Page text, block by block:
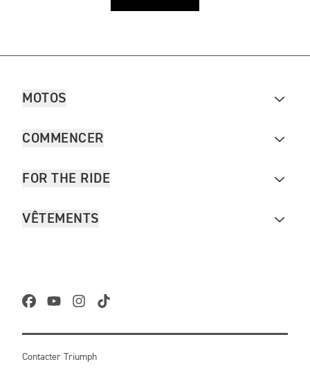
MOTOS
COMMENCER
FOR THE RIDE
VÊTEMENTS
Contacter Triumph